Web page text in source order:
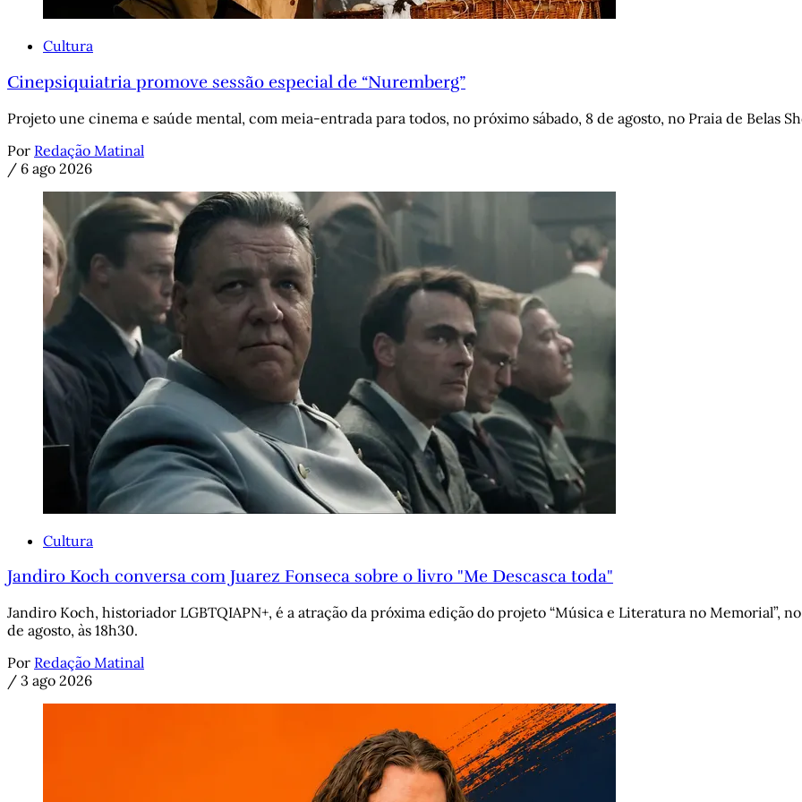
Cultura
Cinepsiquiatria promove sessão especial de “Nuremberg”
Projeto une cinema e saúde mental, com meia-entrada para todos, no próximo sábado, 8 de agosto, no Praia de Belas
Por Redação Matinal
/ 6 ago 2026
Cultura
Jandiro Koch conversa com Juarez Fonseca sobre o livro "Me Descasca toda"
Jandiro Koch, historiador LGBTQIAPN+, é a atração da próxima edição do projeto “Música e Literatura no Memorial”,
de agosto, às 18h30.
Por Redação Matinal
/ 3 ago 2026